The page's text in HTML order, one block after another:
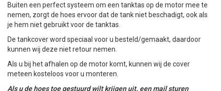
Buiten een perfect systeem om een tanktas op de motor mee te
nemen, zorgt de hoes ervoor dat de tank niet beschadigt, ook als
je hem niet gebruikt voor de tanktas.
De tankcover word speciaal voor u besteld/gemaakt, daardoor
kunnen wij deze niet retour nemen.
Als u bij het afhalen op de motor komt, kunnen wij de cover
meteen kosteloos voor u monteren.
Als u de hoes toe gestuurd wilt krijgen uit. een mail sturen